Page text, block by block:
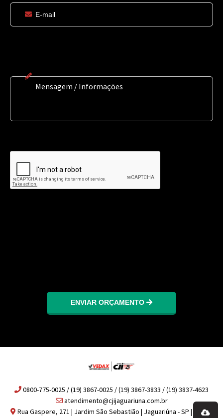
ENVIAR ORÇAMENTO
0800-775-0025 / (19) 3867-0025 / (19) 3867-3833 / (19) 3837-4623
atendimento@cjijaguariuna.com.br
Rua Gaspere, 271 | Jardim São Sebastião | Jaguariúna - SP | 13917-